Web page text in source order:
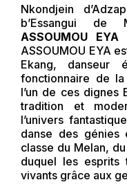
Nkondjein
b’Essangui de
ASSOUMOU EYA
ASSOUMOU EYA
Ekang, danseur
fonctionnaire de
l’un de ces dignes
tradition et
l’univers
danse des génies
classe du Melan,
duquel les esprits
vivants grâce aux